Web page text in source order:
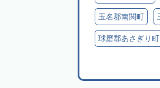
玉名郡南関町
球磨郡あさぎり町
阿蘇郡高森町